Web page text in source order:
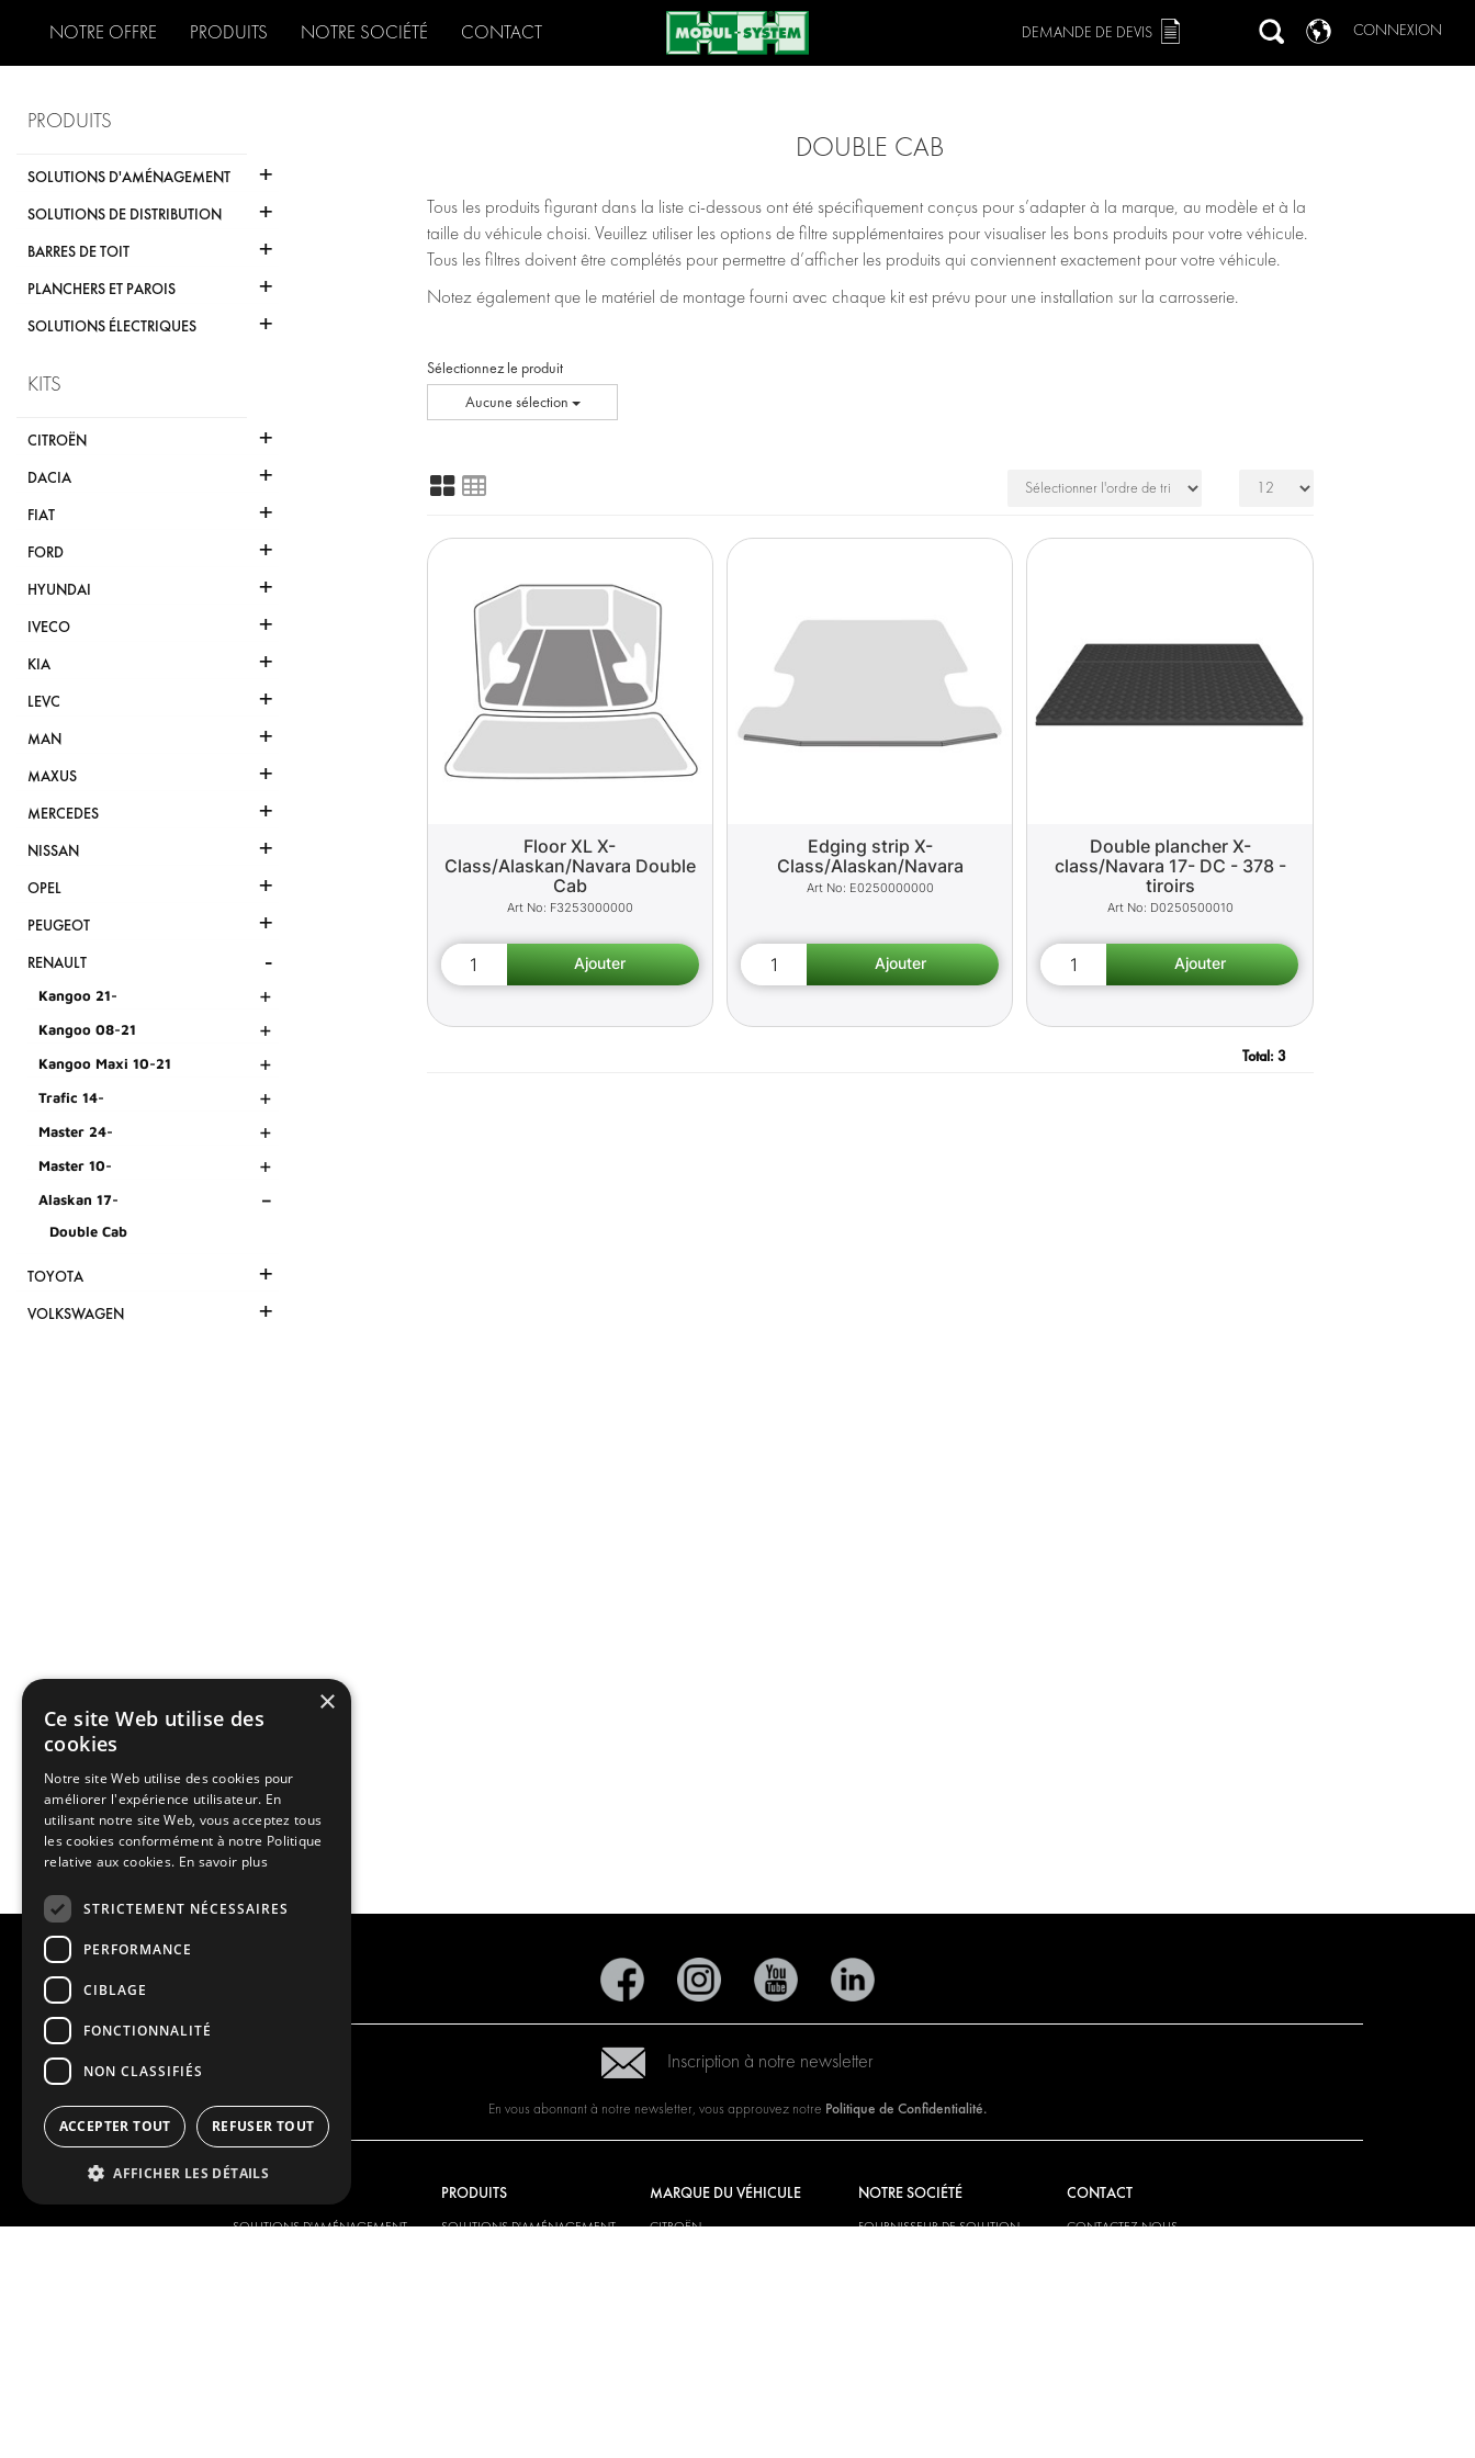
NOTRE OFFRE PRODUITS NOTRE SOCIÉTÉ CONTACT CONNEXION
DEMANDE DE DEVIS
PRODUITS
SOLUTIONS D'AMÉNAGEMENT +
SOLUTIONS DE DISTRIBUTION +
BARRES DE TOIT +
PLANCHERS ET PAROIS +
SOLUTIONS ÉLECTRIQUES +
KITS
CITROËN +
DACIA +
FIAT +
FORD +
HYUNDAI +
IVECO +
KIA +
LEVC +
MAN +
MAXUS +
MERCEDES +
NISSAN +
OPEL +
PEUGEOT +
RENAULT -
Kangoo 21- +
Kangoo 08-21 +
Kangoo Maxi 10-21 +
Trafic 14- +
Master 24- +
Master 10- +
Alaskan 17- -
Double Cab
TOYOTA +
VOLKSWAGEN +
DOUBLE CAB
Tous les produits figurant dans la liste ci-dessous ont été spécifiquement conçus pour s’adapter à la marque, au modèle et à la
taille du véhicule choisi. Veuillez utiliser les options de filtre supplémentaires pour visualiser les bons produits pour votre véhicule.
Tous les filtres doivent être complétés pour permettre d’afficher les produits qui conviennent exactement pour votre véhicule.
Notez également que le matériel de montage fourni avec chaque kit est prévu pour une installation sur la carrosserie.
Sélectionnez le produit
Aucune sélection
Floor XL X-
Class/Alaskan/Navara Double
Cab
F3253000000
Edging strip X-
Class/Alaskan/Navara
E0250000000
Double plancher X-
class/Navara 17- DC - 378 -
tiroirs
D0250500010
Total: 3
Inscription à notre newsletter
En vous abonnant à notre newsletter, vous approuvez notre Politique de Confidentialité.
SOLUTIONS D'AMÉNAGEMENT
PRODUITS
SOLUTIONS D'AMÉNAGEMENT
MARQUE DU VÉHICULE
CITROËN
NOTRE SOCIÉTÉ
FOURNISSEUR DE SOLUTION
CONTACT
CONTACTEZ-NOUS
×
Ce site Web utilise des
cookies
Notre site Web utilise des cookies pour
améliorer l'expérience utilisateur. En
utilisant notre site Web, vous acceptez tous
les cookies conformément à notre Politique
relative aux cookies. En savoir plus
STRICTEMENT NÉCESSAIRES
PERFORMANCE
CIBLAGE
FONCTIONNALITÉ
NON CLASSIFIÉS
ACCEPTER TOUT REFUSER TOUT
AFFICHER LES DÉTAILS